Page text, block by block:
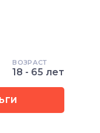
ВОЗРАСТ
18 - 65 лет